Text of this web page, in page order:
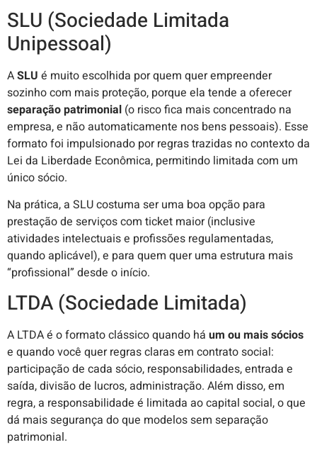
SLU (Sociedade Limitada
Unipessoal)
ASLU é muito escolhida por quem quer empreender
sozinho com mais proteção, porque ela tende a oferecer
separação patrimonial (o risco fica mais concentrado na
empresa, e não automaticamente nos bens pessoais). Esse
formato foi impulsionado por regras trazidas no contexto da
Lei da Liberdade Econômica, permitindo limitada com um
único sócio.
Na prática, a SLU costuma ser uma boa opção para
prestação de serviços com ticket maior (inclusive
atividades intelectuais e profissões regulamentadas,
quando aplicável), e para quem quer uma estrutura mais
“profissional” desde o início.
LTDA (Sociedade Limitada)
A LTDA é o formato clássico quando há um ou mais sócios
e quando você quer regras claras em contrato social:
participação de cada sócio, responsabilidades, entrada e
saída, divisão de lucros, administração. Além disso, em
regra, a responsabilidade é limitada ao capital social, o que
dá mais segurança do que modelos sem separação
patrimonial.